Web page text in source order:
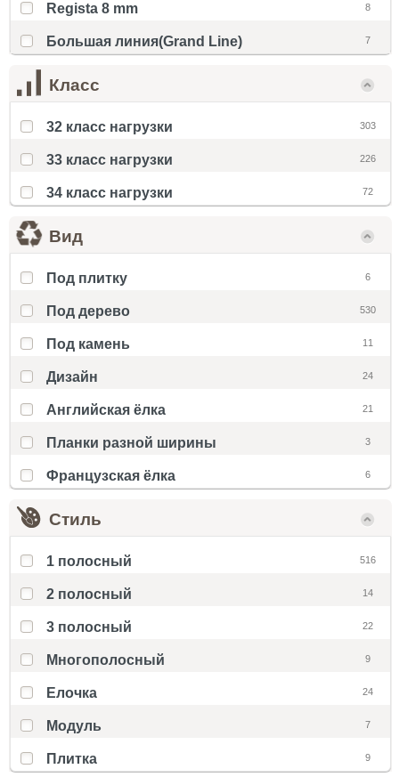
Regista 8 mm 8
Большая линия(Grand Line) 7
Класс
32 класс нагрузки 303
33 класс нагрузки 226
34 класс нагрузки 72
Вид
Под плитку 6
Под дерево 530
Под камень 11
Дизайн 24
Английская ёлка 21
Планки разной ширины 3
Французская ёлка 6
Стиль
1 полосный 516
2 полосный 14
3 полосный 22
Многополосный 9
Елочка 24
Модуль 7
Плитка 9